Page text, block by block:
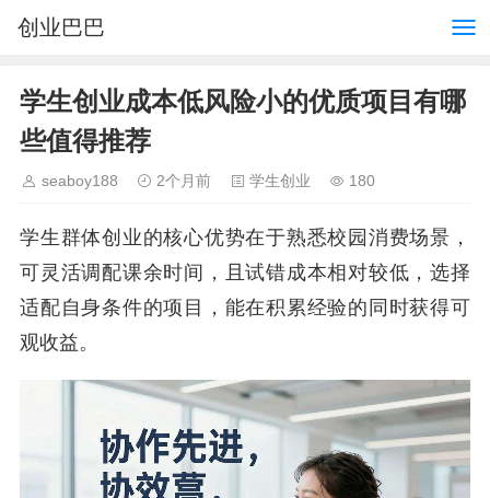
创业巴巴
学生创业成本低风险小的优质项目有哪
些值得推荐
seaboy188 2个月前 学生创业 180
学生群体创业的核心优势在于熟悉校园消费场景，
可灵活调配课余时间，且试错成本相对较低，选择
适配自身条件的项目，能在积累经验的同时获得可
观收益。